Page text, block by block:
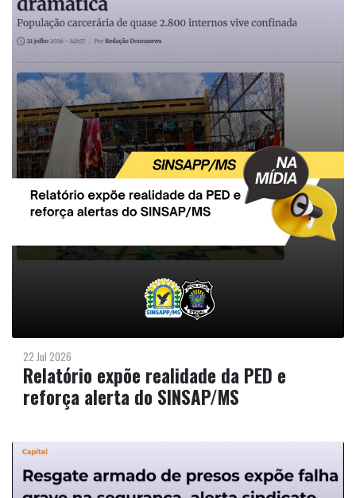
22 Jul 2026
Relatório expõe realidade da PED e
reforça alerta do SINSAP/MS